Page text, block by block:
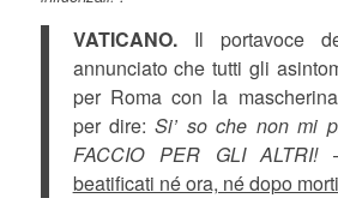
VATICANO.Il portavoce
annunciato che tutti gli
per Roma con la
per dire:Si’ so che non mi
FACCIO PER GLI ALTRI!
beatificati né ora, né dopo